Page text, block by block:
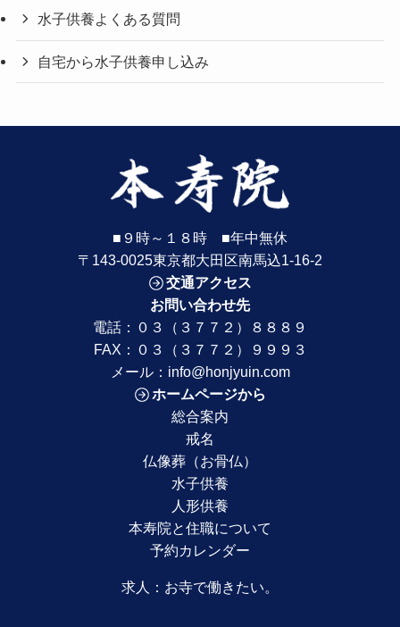
水子供養よくある質問
自宅から水子供養申し込み
■９時～１８時 ■年中無休
〒143-0025東京都大田区南馬込1-16-2
交通アクセス
お問い合わせ先
電話： ０３（３７７２）８８８９
FAX：０３（３７７２）９９９３
メール： info@honjyuin.com
ホームページから
総合案内
戒名
仏像葬（お骨仏）
水子供養
人形供養
本寿院と住職について
予約カレンダー
求人： お寺で働きたい。